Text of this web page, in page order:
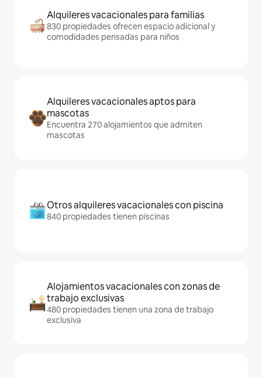
Alquileres vacacionales para familias
830 propiedades ofrecen espacio adicional y
comodidades pensadas para niños
Alquileres vacacionales aptos para
mascotas
Encuentra 270 alojamientos que admiten
mascotas
Otros alquileres vacacionales con piscina
840 propiedades tienen piscinas
Alojamientos vacacionales con zonas de
trabajo exclusivas
480 propiedades tienen una zona de trabajo
exclusiva